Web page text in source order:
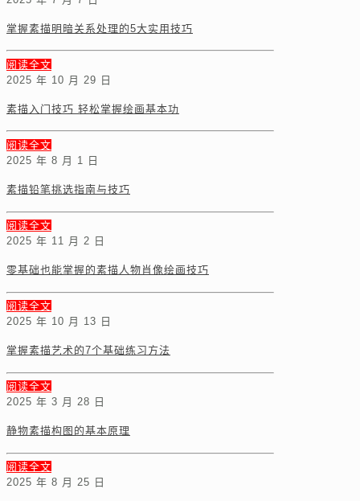
掌握素描明暗关系处理的5大实用技巧
阅读全文
2025 年 10 月 29 日
素描入门技巧 轻松掌握绘画基本功
阅读全文
2025 年 8 月 1 日
素描铅笔挑选指南与技巧
阅读全文
2025 年 11 月 2 日
零基础也能掌握的素描人物肖像绘画技巧
阅读全文
2025 年 10 月 13 日
掌握素描艺术的7个基础练习方法
阅读全文
2025 年 3 月 28 日
静物素描构图的基本原理
阅读全文
2025 年 8 月 25 日